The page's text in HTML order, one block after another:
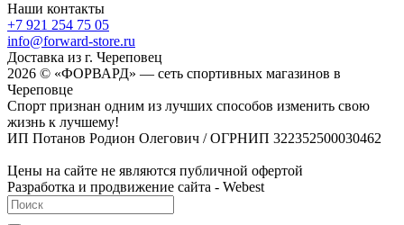
Наши контакты
+7 921 254 75 05
info@forward-store.ru
Доставка из г. Череповец
2026 © «ФОРВАРД» — сеть спортивных магазинов в
Череповце
Спорт признан одним из лучших способов изменить свою
жизнь к лучшему!
ИП Потанов Родион Олегович / ОГРНИП 322352500030462
Цены на сайте не являются публичной офертой
Разработка и продвижение сайта - Webest